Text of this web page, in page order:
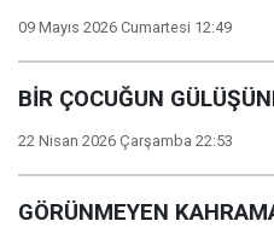
09 Mayıs 2026 Cumartesi 12:49
BİR ÇOCUĞUN
22 Nisan 2026 Çarşamba 22:53
GÖRÜNMEYEN